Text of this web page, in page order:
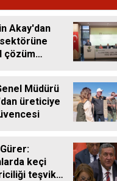
Akay'dan
çözüm
Müdürü
üreticiye
keçi
teşvik